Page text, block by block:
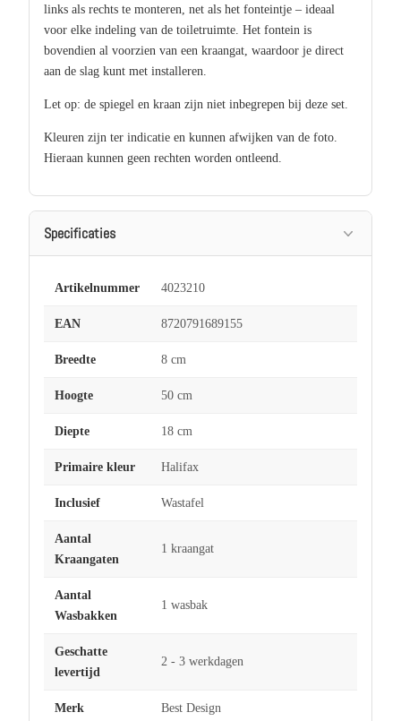
links als rechts te monteren, net als het fonteintje – ideaal
voor elke indeling van de toiletruimte. Het fontein is
bovendien al voorzien van een kraangat, waardoor je direct
aan de slag kunt met installeren.
Let op: de spiegel en kraan zijn niet inbegrepen bij deze set.
Kleuren zijn ter indicatie en kunnen afwijken van de foto.
Hieraan kunnen geen rechten worden ontleend.
Specificaties
Artikelnummer 4023210
EAN 8720791689155
Breedte 8 cm
Hoogte 50 cm
Diepte 18 cm
Primaire kleur Halifax
Inclusief Wastafel
Aantal
Kraangaten
1 kraangat
Aantal
Wasbakken
1 wasbak
Geschatte
levertijd
2 - 3 werkdagen
Merk Best Design